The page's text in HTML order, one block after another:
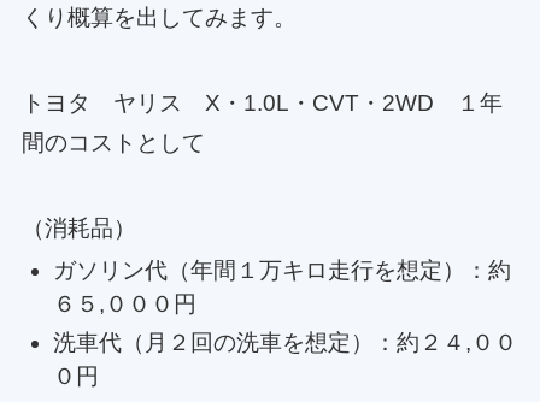
くり概算を出してみます。
トヨタ ヤリス X・1.0L・CVT・2WD １年
間のコストとして
（消耗品）
ガソリン代（年間１万キロ走行を想定）：約
６５,０００円
洗車代（月２回の洗車を想定）：約２４,００
０円